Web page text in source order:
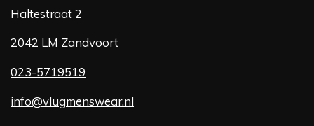
Haltestraat 2
2042 LM Zandvoort
023-5719519
info@vlugmenswear.nl